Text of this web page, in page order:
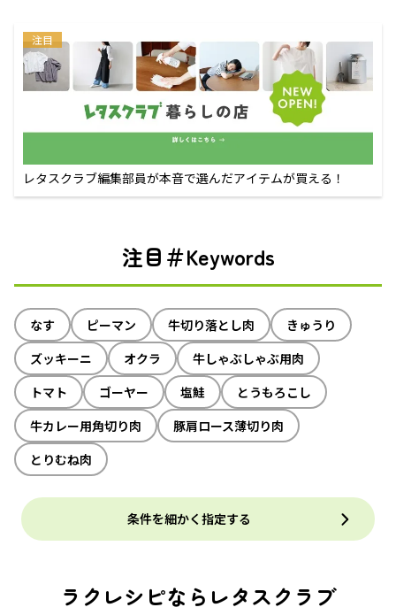
注目
レタスクラブ編集部員が本音で選んだアイテムが買える！
注目＃Keywords
なす ピーマン 牛切り落とし肉
きゅうり
ズッキーニ
オクラ
牛しゃぶしゃぶ用肉
トマト
ゴーヤー 塩鮭
とうもろこし
牛カレー用角切り肉
豚肩ロース薄切り肉
とりむね肉
条件を細かく指定する
ラクレシピならレタスクラブ